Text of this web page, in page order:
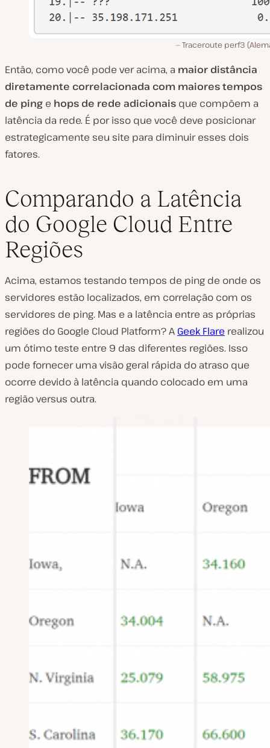
Traceroute perf3
Então, como você pode ver acima, a maior distância
diretamente correlacionada com maiores tempos
de ping e hops de rede adicionais que compõem a
latência da rede. É por isso que você deve posicionar
estrategicamente seu site para diminuir esses dois
fatores.
Comparando a Latência
do Google Cloud Entre
Regiões
Acima, estamos testando tempos de ping de onde os
servidores estão localizados, em correlação com os
servidores de ping. Mas e a latência entre as próprias
regiões do Google Cloud Platform? A Geek Flare realizou
um ótimo teste entre 9 das diferentes regiões. Isso
pode fornecer uma visão geral rápida do atraso que
ocorre devido à latência quando colocado em uma
região versus outra.